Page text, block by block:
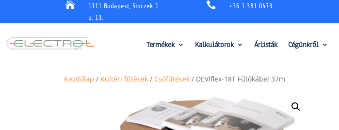

1111 Budapest, Stoczek J.
u. 13.
 +36 1 381 0473
Termékek Kalkulátorok Árlisták Cégünkről
Kezdőlap / Kültéri fűtések / Csőfűtések / DEVIflex-18T Fűtőkábel 37m